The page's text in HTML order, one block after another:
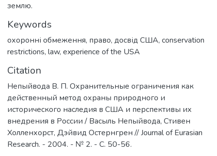
землю.
Keywords
охоронні обмеження, право, досвід США, conservation
restrictions, law, experience of the USA
Citation
Непыйвода В. П. Охранительные ограничения как
действенный метод охраны природного и
исторического наследия в США и перспективы их
внедрения в России / Васыль Непыйвода, Стивен
Холленхорст, Дэйвид Остернгрен // Journal of Eurasian
Research. - 2004. - № 2. - С. 50-56.